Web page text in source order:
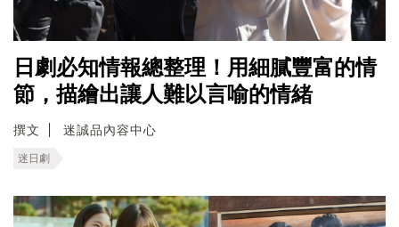
日劇必知情報總整理！用細膩豐富的情
節，描繪出讓人難以言喻的情緒
撰文 迷誠品內容中心
迷日劇